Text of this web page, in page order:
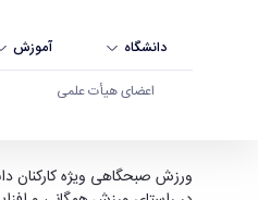
دانشگاه آموزش
اعضای هیأت علمی
اداره تربیت بدنی و فوق
ورزش صبحگاهی ویژه کارکنان